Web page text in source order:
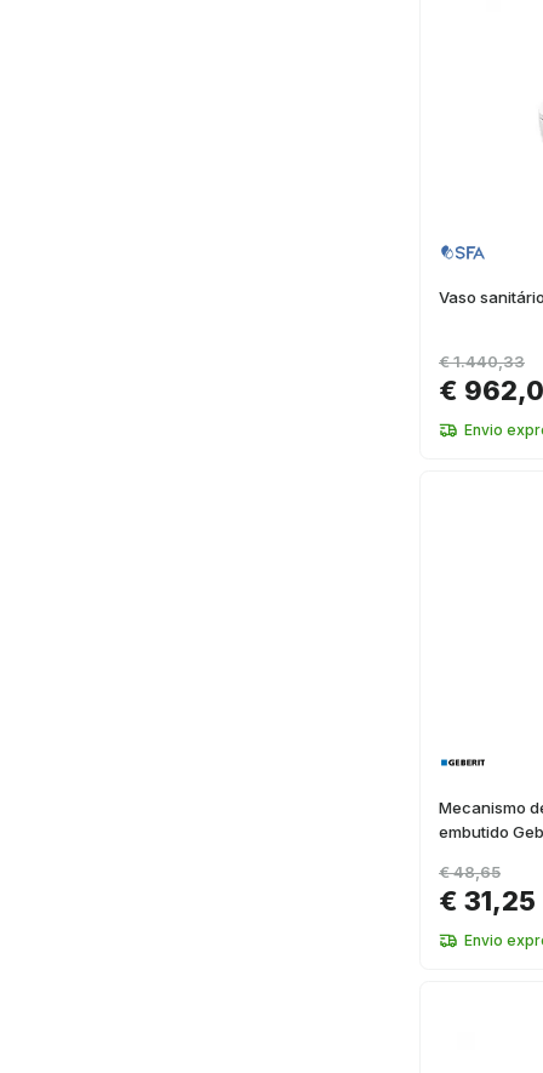
Vaso
€
€ 1.440,33
Envio
Mecanismo
embutido
€ 31,25
€ 48,65
Envio